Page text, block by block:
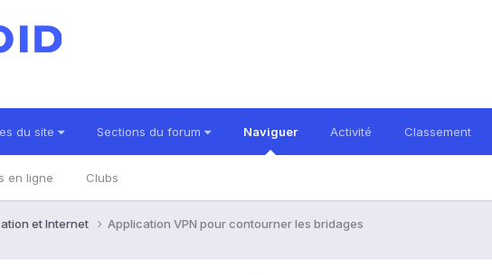
du site Sections du forum Naviguer
en ligne Clubs
Activité Classement
et Internet Application VPN pour contourner les bridages